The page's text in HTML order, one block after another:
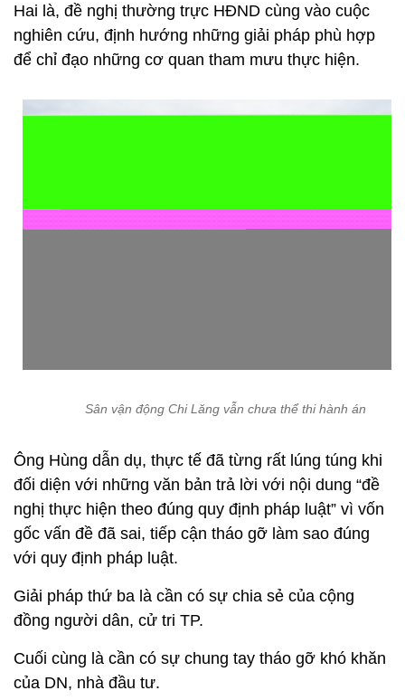
Hai là, đề nghị thường trực HĐND cùng vào cuộc
nghiên cứu, định hướng những giải pháp phù hợp
để chỉ đạo những cơ quan tham mưu thực hiện.
Sân vận động Chi Lăng vẫn chưa thể thi hành án
Ông Hùng dẫn dụ, thực tế đã từng rất lúng túng khi
đối diện với những văn bản trả lời với nội dung “đề
nghị thực hiện theo đúng quy định pháp luật” vì vốn
gốc vấn đề đã sai, tiếp cận tháo gỡ làm sao đúng
với quy định pháp luật.
Giải pháp thứ ba là cần có sự chia sẻ của cộng
đồng người dân, cử tri TP.
Cuối cùng là cần có sự chung tay tháo gỡ khó khăn
của DN, nhà đầu tư.